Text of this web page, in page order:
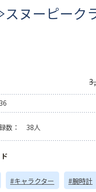
ヌーピーク
数： 38人
#キャラクター #腕時計